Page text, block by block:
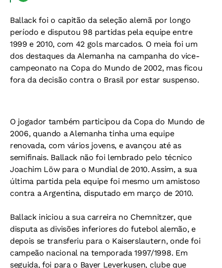
Ballack foi o capitão da seleção alemã por longo
período e disputou 98 partidas pela equipe entre
1999 e 2010, com 42 gols marcados. O meia foi um
dos destaques da Alemanha na campanha do vice-
campeonato na Copa do Mundo de 2002, mas ficou
fora da decisão contra o Brasil por estar suspenso.
O jogador também participou da Copa do Mundo de
2006, quando a Alemanha tinha uma equipe
renovada, com vários jovens, e avançou até as
semifinais. Ballack não foi lembrado pelo técnico
Joachim Löw para o Mundial de 2010. Assim, a sua
última partida pela equipe foi mesmo um amistoso
contra a Argentina, disputado em março de 2010.
Ballack iniciou a sua carreira no Chemnitzer, que
disputa as divisões inferiores do futebol alemão, e
depois se transferiu para o Kaiserslautern, onde foi
campeão nacional na temporada 1997/1998. Em
seguida, foi para o Bayer Leverkusen, clube que